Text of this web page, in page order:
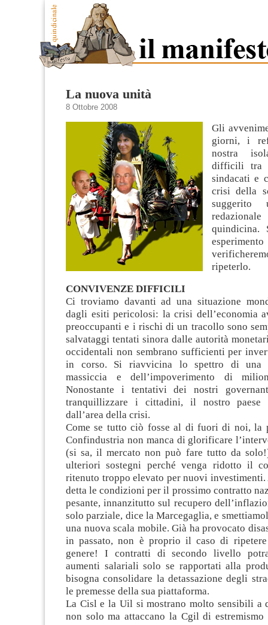
La nuova unità
8 Ottobre 2008
Gli
giorni, i
nostra
difficili tra
sindacati e
crisi della
suggerito
ripeterlo.
CONVIVENZE DIFFICILI
Ci troviamo davanti ad una situazione
dagli esiti pericolosi: la crisi dell’economia
preoccupanti e i rischi di un tracollo sono
salvataggi tentati sinora dalle autorità
occidentali non sembrano sufficienti per
in corso. Si riavvicina lo spettro di una
massiccia e dell’impoverimento di
Nonostante i tentativi dei nostri
tranquillizzare i cittadini, il nostro paese
dall’area della crisi.
Come se tutto ciò fosse al di fuori di noi, la
Confindustria non manca di glorificare
(si sa, il mercato non può fare tutto da
ulteriori sostegni perché venga ridotto il
ritenuto troppo elevato per nuovi investimenti.
detta le condizioni per il prossimo contratto
pesante, innanzitutto sul recupero
solo parziale, dice la Marcegaglia, e
una nuova scala mobile. Già ha provocato
in passato, non è proprio il caso di ripetere
genere! I contratti di secondo livello
aumenti salariali solo se rapportati alla
bisogna consolidare la detassazione degli
le premesse della sua piattaforma.
La Cisl e la Uil si mostrano molto sensibili a
non solo ma attaccano la Cgil di estremismo